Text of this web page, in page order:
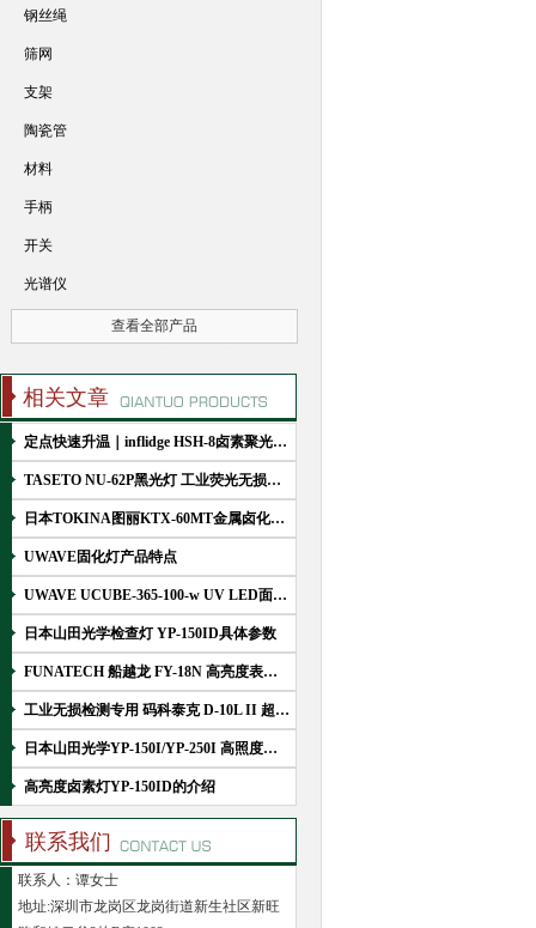
钢丝绳
筛网
支架
陶瓷管
材料
手柄
开关
光谱仪
查看全部产品
相关文章
定点快速升温｜inflidge HSH-8卤素聚光灯加热器工作原理
TASETO NU-62P黑光灯 工业荧光无损检测LED紫外灯简介
日本TOKINA图丽KTX-60MT金属卤化物光源 工业目视检测灯
UWAVE固化灯产品特点
UWAVE UCUBE-365-100-w UV LED面光源固化灯产品介绍及工作优势
日本山田光学检查灯 YP-150ID具体参数
FUNATECH 船越龙 FY-18N 高亮度表面检查聚光灯
工业无损检测专用 码科泰克 D-10L II 超轻紫外线黑光灯
日本山田光学YP-150I/YP-250I 高照度卤素强光灯的工作原理
高亮度卤素灯YP-150ID的介绍
联系我们
联系人：谭女士
地址:深圳市龙岗区龙岗街道新生社区新旺